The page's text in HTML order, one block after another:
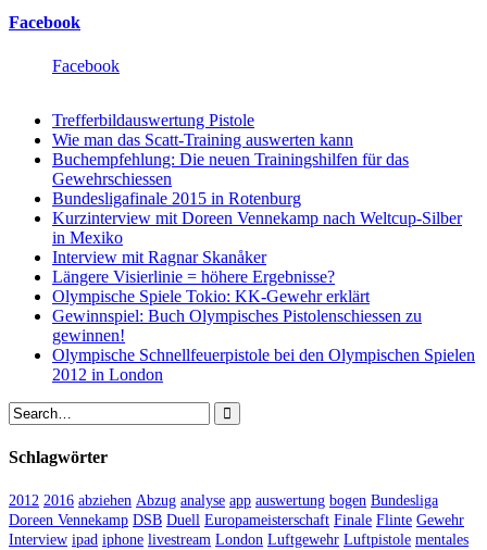
Facebook
Facebook
Trefferbildauswertung Pistole
Wie man das Scatt-Training auswerten kann
Buchempfehlung: Die neuen Trainingshilfen für das
Gewehrschiessen
Bundesligafinale 2015 in Rotenburg
Kurzinterview mit Doreen Vennekamp nach Weltcup-Silber
in Mexiko
Interview mit Ragnar Skanåker
Längere Visierlinie = höhere Ergebnisse?
Olympische Spiele Tokio: KK-Gewehr erklärt
Gewinnspiel: Buch Olympisches Pistolenschiessen zu
gewinnen!
Olympische Schnellfeuerpistole bei den Olympischen Spielen
2012 in London
Schlagwörter
2012 2016 abziehen Abzug analyse app auswertung bogen Bundesliga
Doreen Vennekamp DSB Duell Europameisterschaft Finale Flinte Gewehr
Interview ipad iphone livestream London Luftgewehr Luftpistole mentales